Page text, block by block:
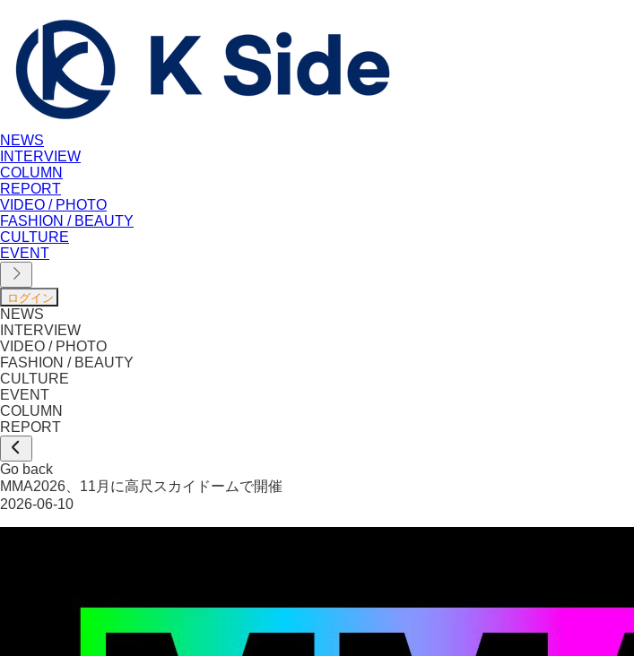
NEWS
INTERVIEW
COLUMN
REPORT
VIDEO / PHOTO
FASHION / BEAUTY
CULTURE
EVENT
NEWS
INTERVIEW
VIDEO / PHOTO
FASHION / BEAUTY
CULTURE
EVENT
COLUMN
REPORT
Go back
MMA2026、11月に高尺スカイドームで開催
2026-06-10